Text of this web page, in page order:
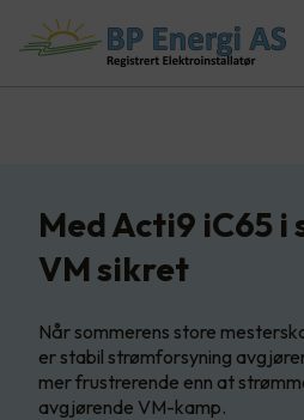
Med Acti9 iC65 i
VM sikret
Når sommerens store
er stabil strømforsyning
mer frustrerende enn at
avgjørende VM-kamp.